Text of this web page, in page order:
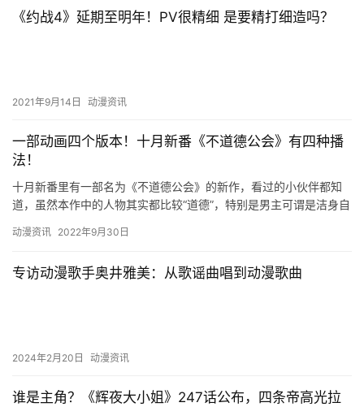
《约战4》延期至明年！PV很精细 是要精打细造吗？
2021年9月14日 动漫资讯
一部动画四个版本！十月新番《不道德公会》有四种播
法！
十月新番里有一部名为《不道德公会》的新作，看过的小伙伴都知
道，虽然本作中的人物其实都比较“道德”，特别是男主可谓是洁身自
不…
动漫资讯 2022年9月30日
专访动漫歌手奥井雅美：从歌谣曲唱到动漫歌曲
2024年2月20日 动漫资讯
谁是主角？《辉夜大小姐》247话公布，四条帝高光拉